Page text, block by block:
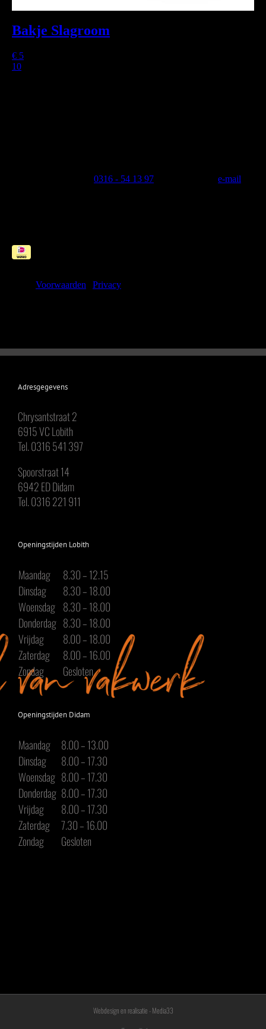
Adresgegevens
Chrysantstraat 2
6915 VC Lobith
Tel. 0316 541 397
Spoorstraat 14
6942 ED Didam
Tel. 0316 221 911
Openingstijden Lobith
Maandag
8.30 – 12.15
Dinsdag
8.30 – 18.00
Woensdag 8.30 – 18.00
Donderdag 8.30 – 18.00
Vrijdag
8.00 – 18.00
Zaterdag
8.00 – 16.00
Zondag
Gesloten
Openingstijden Didam
Maandag
8.00 – 13.00
Dinsdag
8.00 – 17.30
Woensdag 8.00 – 17.30
Donderdag 8.00 – 17.30
Vrijdag
8.00 – 17.30
Zaterdag
7.30 – 16.00
Zondag
Gesloten
Webdesign en realisatie - Media33